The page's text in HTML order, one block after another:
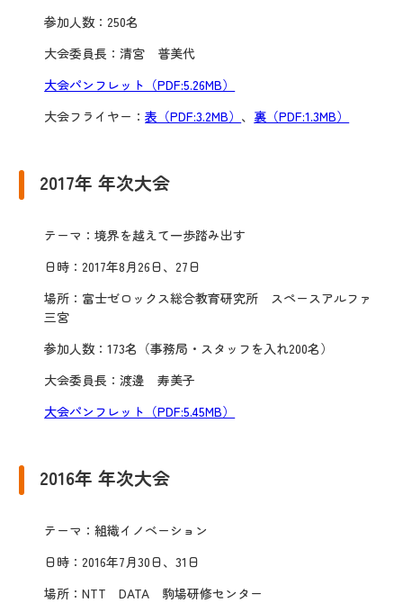
参加人数：250名
大会委員長：清宮 普美代
大会パンフレット（PDF:5.26MB）
大会フライヤー：表（PDF:3.2MB） 、裏（PDF:1.3MB）
2017年 年次大会
テーマ：境界を越えて一歩踏み出す
日時：2017年8月26日、27日
場所：富士ゼロックス総合教育研究所 スペースアルファ
三宮
参加人数：173名（事務局・スタッフを入れ200名）
大会委員長：渡邊 寿美子
大会パンフレット（PDF:5.45MB）
2016年 年次大会
テーマ：組織イノベーション
日時：2016年7月30日、31日
場所：NTT DATA 駒場研修センター